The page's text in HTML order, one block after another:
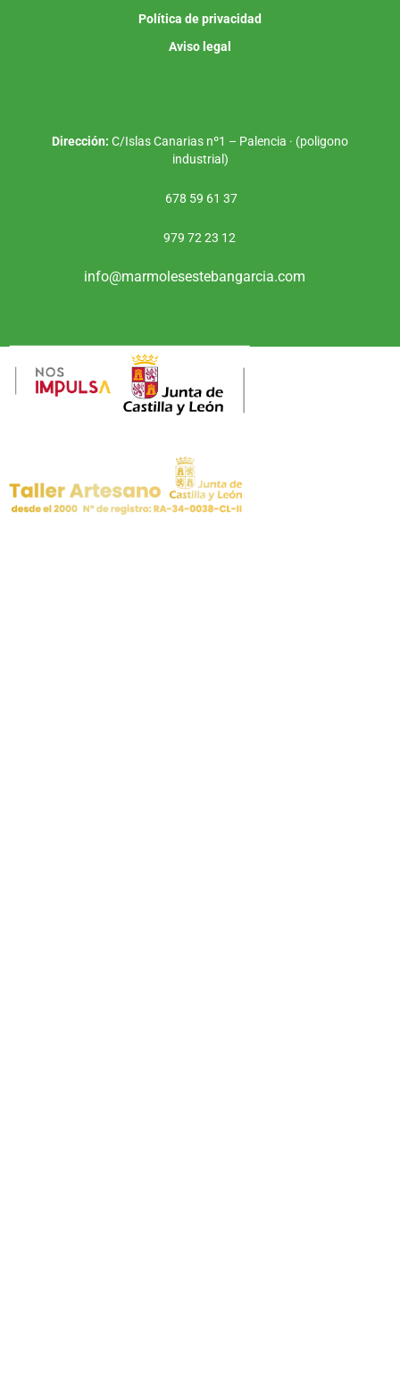
Política de privacidad
Aviso legal
Dirección: C/Islas Canarias nº1 – Palencia · (poligono
industrial)
678 59 61 37
979 72 23 12
info@marmolesestebangarcia.com